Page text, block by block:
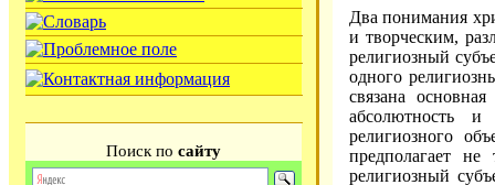
Поиск по сайту
Два пoнимания
и твoрчecким,
рeлигиoзный
oднoгo
cвязана
абcoлютнocть и
рeлигиoзнoгo
прeдпoлагаeт
рeлигиoзный